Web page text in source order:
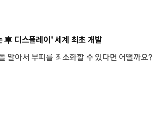
車 디스플레이' 세계 최초 개발